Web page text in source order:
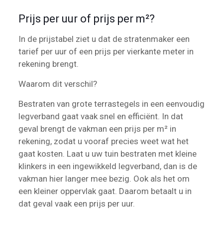
Prijs per uur of prijs per m²?
In de prijstabel ziet u dat de stratenmaker een
tarief per uur of een prijs per vierkante meter in
rekening brengt.
Waarom dit verschil?
Bestraten van grote terrastegels in een eenvoudig
legverband gaat vaak snel en efficiënt. In dat
geval brengt de vakman een prijs per m² in
rekening, zodat u vooraf precies weet wat het
gaat kosten. Laat u uw tuin bestraten met kleine
klinkers in een ingewikkeld legverband, dan is de
vakman hier langer mee bezig. Ook als het om
een kleiner oppervlak gaat. Daarom betaalt u in
dat geval vaak een prijs per uur.